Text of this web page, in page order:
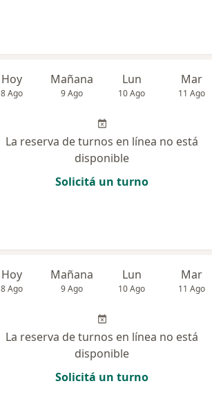
Hoy
8 Ago
Mañana
9 Ago
Lun
10 Ago
Mar
11 Ago
La reserva de turnos en línea no está
disponible
Solicitá un turno
Hoy
8 Ago
Mañana
9 Ago
Lun
10 Ago
Mar
11 Ago
La reserva de turnos en línea no está
disponible
Solicitá un turno